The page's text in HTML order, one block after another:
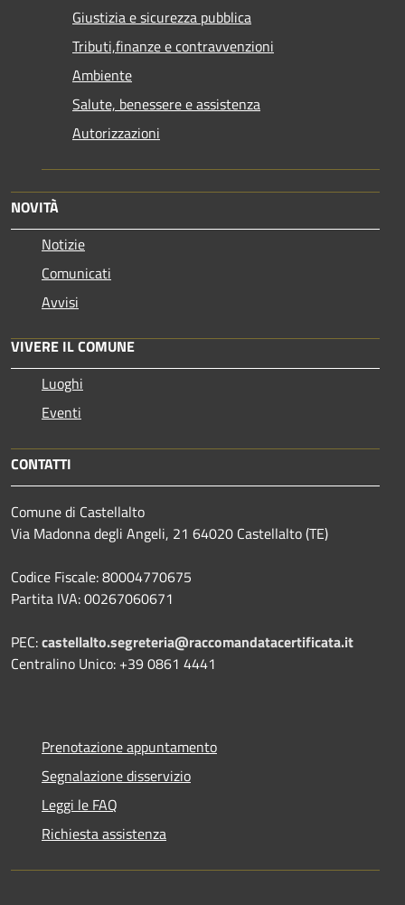
Giustizia e sicurezza pubblica
Tributi,finanze e contravvenzioni
Ambiente
Salute, benessere e assistenza
Autorizzazioni
NOVITÀ
Notizie
Comunicati
Avvisi
VIVERE IL COMUNE
Luoghi
Eventi
CONTATTI
Comune di Castellalto
Via Madonna degli Angeli, 21 64020 Castellalto (TE)
Codice Fiscale: 80004770675
Partita IVA: 00267060671
PEC:castellalto.segreteria@raccomandatacertificata.it
Centralino Unico: +39 0861 4441
Prenotazione appuntamento
Segnalazione disservizio
Leggi le FAQ
Richiesta assistenza